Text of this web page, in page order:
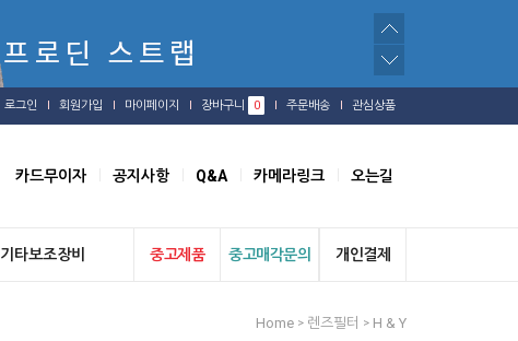
로그인 회원가입 마이페이지 장바구니 0 주문배송 관심상품
카드무이자 공지사항 Q&A 카메라링크 오는길
기타보조장비 중고제품 중고매각문의 개인결제
Home > 렌즈필터 > H & Y